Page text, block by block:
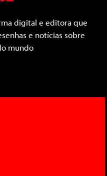
digital e editora que
e notícias sobre
mundo